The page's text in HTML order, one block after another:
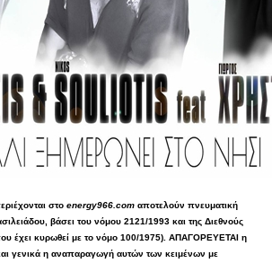
στο energy966.comαποτελούν πνευματική
βάσει του νόμου 2121/1993 και της Διεθνούς
έχει κυρωθεί με το νόμο 100/1975). ΑΠΑΓΟΡΕΥΕΤΑΙ η
γενικά η αναπαραγωγή αυτών των κειμένων με